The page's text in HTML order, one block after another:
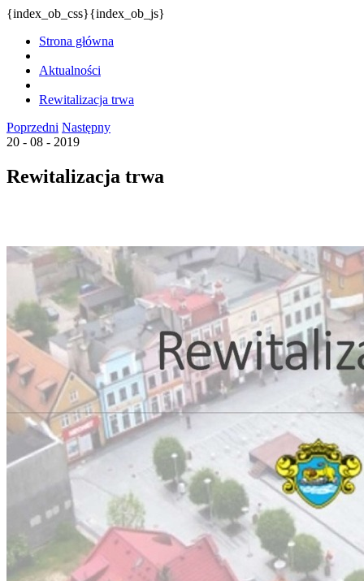
{index_ob_css}{index_ob_js}
Strona główna
Aktualności
Rewitalizacja trwa
Poprzedni Następny
20 - 08 - 2019
Rewitalizacja trwa